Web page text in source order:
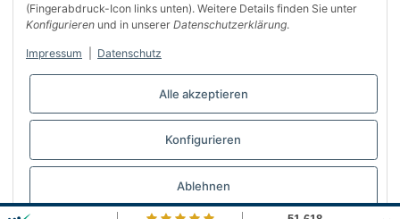
(Fingerabdruck-Icon links unten). Weitere Details finden Sie unter
Konfigurieren und in unserer Datenschutzerklärung.
Impressum Datenschutz
Alle akzeptieren
Konfigurieren
Ablehnen
Informationen
Gesetzliches